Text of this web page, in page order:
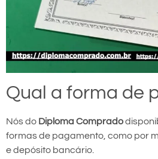
Qual a forma de
Nós do Diploma Comprado
formas de pagamento, como por
e depósito bancário.